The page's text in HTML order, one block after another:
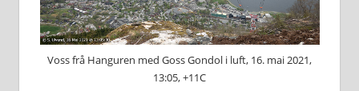
Voss frå Hanguren med Goss Gondol i luft, 16. mai 2021,
13:05, +11C